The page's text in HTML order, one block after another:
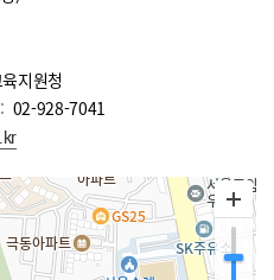
지원청
02-928-7041